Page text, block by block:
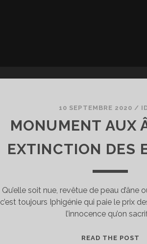
10 SEPTEMBRE 2020 /
MONUMENT AUX
EXTINCTION DES
Qu’elle soit nue, revêtue de peau d’âne
c’est toujours Iphigénie qui paie le prix
l’innocence qu’on
READ THE POST